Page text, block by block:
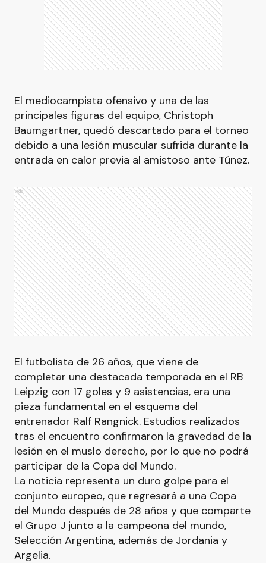
El mediocampista ofensivo y una de las
principales figuras del equipo, Christoph
Baumgartner, quedó descartado para el torneo
debido a una lesión muscular sufrida durante la
entrada en calor previa al amistoso ante Túnez.
Ads
El futbolista de 26 años, que viene de
completar una destacada temporada en el RB
Leipzig con 17 goles y 9 asistencias, era una
pieza fundamental en el esquema del
entrenador Ralf Rangnick. Estudios realizados
tras el encuentro confirmaron la gravedad de la
lesión en el muslo derecho, por lo que no podrá
participar de la Copa del Mundo.
La noticia representa un duro golpe para el
conjunto europeo, que regresará a una Copa
del Mundo después de 28 años y que comparte
el Grupo J junto a la campeona del mundo,
Selección Argentina, además de Jordania y
Argelia.